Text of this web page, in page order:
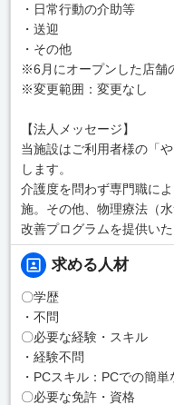
・日常行動の介助等
・送迎
・その他
※6月にオープンした店舗
※変更範囲：変更なし
【法人メッセージ】
当施設はご利用者様の「
します。
介護度を問わず専門職に
施。その他、物理療法（
改善プログラムを提供いた
求める人材
〇学歴
・不問
〇必要な経験・スキル
・経験不問
・PCスキル：PCでの簡
〇必要な免許・資格